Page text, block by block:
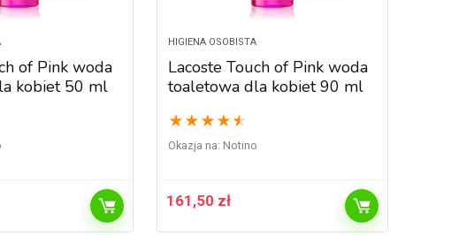
of Pink woda
kobiet 50 ml
HIGIENA OSOBISTA
Lacoste Touch of Pink woda
toaletowa dla kobiet 90 ml
★ ★ ★ ★ ★
Okazja na: Notino
161,50 zł